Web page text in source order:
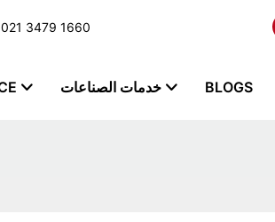
021 3479 1660
خدمات الصناعات BLOGS